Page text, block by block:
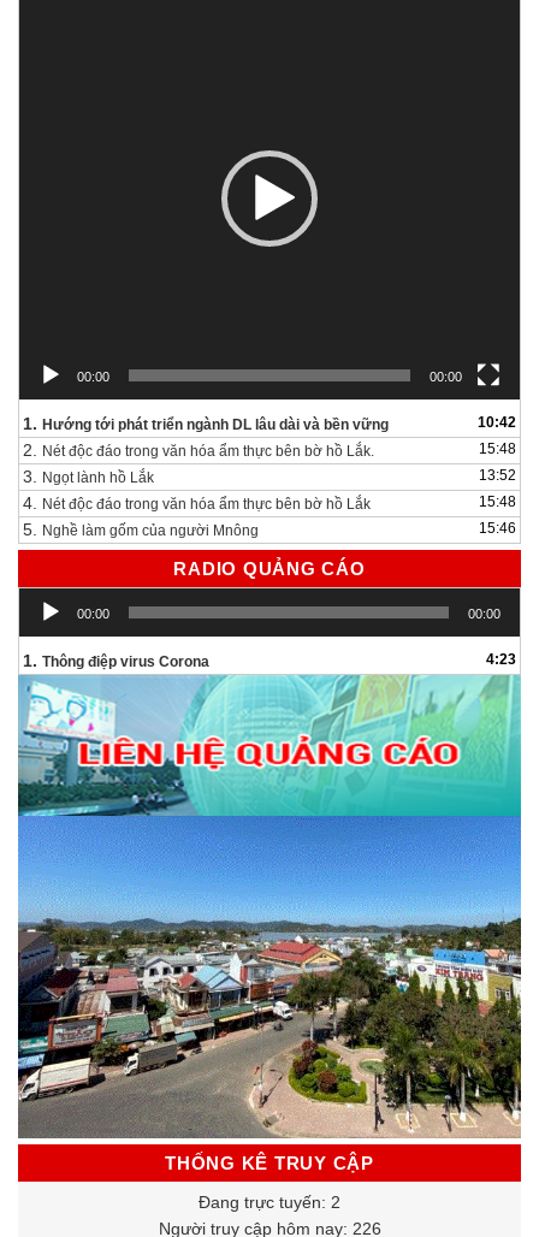
00:00 00:00
1. Hướng tới phát triển ngành DL lâu dài và bền vững 10:42
2. Nét độc đáo trong văn hóa ẩm thực bên bờ hồ Lắk. 15:48
3. Ngọt lành hồ Lắk 13:52
4. Nét độc đáo trong văn hóa ẩm thực bên bờ hồ Lắk 15:48
5. Nghề làm gốm của người Mnông 15:46
RADIO QUẢNG CÁO
Trình
chơi
00:00 00:00
1. Thông điệp virus Corona 4:23
THỐNG KÊ TRUY CẬP
Đang trực tuyến: 2
Người truy cập hôm nay: 226